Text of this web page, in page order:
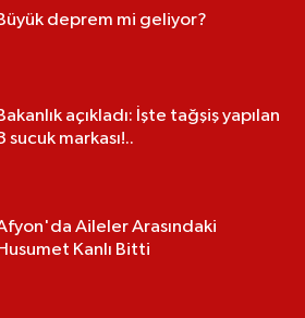
deprem mi geliyor?
açıkladı: İşte tağşiş yapılan
sucuk markası!..
Aileler Arasındaki
Kanlı Bitti